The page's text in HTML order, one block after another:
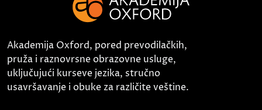
Akademija Oxford, pored prevodilačkih,
pruža i raznovrsne obrazovne usluge,
uključujući kurseve jezika, stručno
usavršavanje i obuke za različite veštine.